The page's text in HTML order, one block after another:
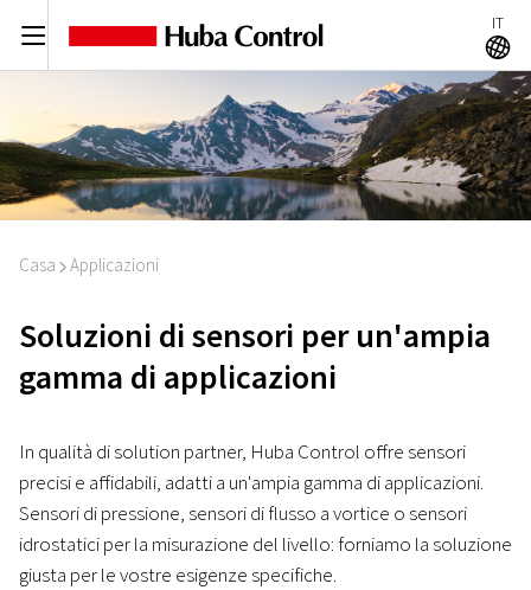
C IT
A
Casa I Applicazioni
Soluzioni di sensori per un'ampia
gamma di applicazioni
In qualità di solution partner, Huba Control offre sensori
precisi e affidabili, adatti a un'ampia gamma di applicazioni.
Sensori di pressione, sensori di flusso a vortice o sensori
idrostatici per la misurazione del livello: forniamo la soluzione
giusta per le vostre esigenze specifiche.